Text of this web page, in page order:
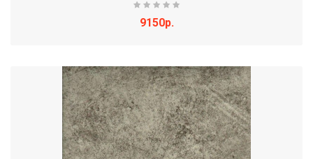
9150р.